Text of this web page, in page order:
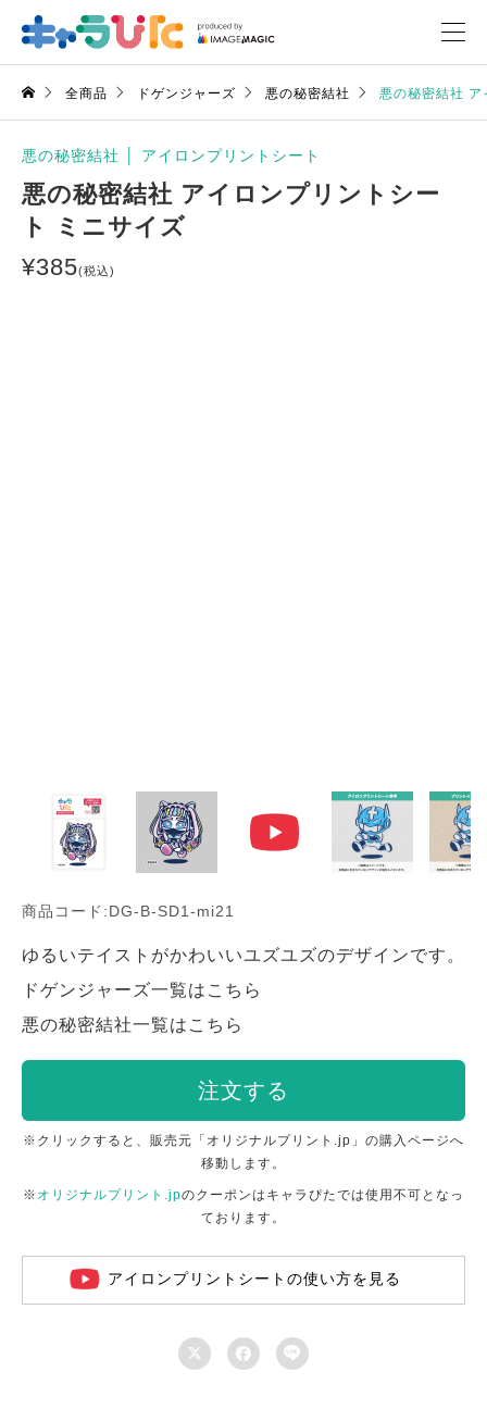
全商品 ドゲンジャーズ 悪の秘密結社 悪の秘密結社
悪の秘密結社 アイロンプリントシート
悪の秘密結社 アイロンプリントシー
ト ミニサイズ
¥385(税込)
商品コード:DG-B-SD1-mi21
ゆるいテイストがかわいいユズユズのデザインです。
ドゲンジャーズ一覧はこちら
悪の秘密結社一覧はこちら
注文する
※クリックすると、販売元「オリジナルプリント.jp」の購入ページへ
移動します。
※ オリジナルプリント.jpのクーポンはキャラぴたでは使用不可となっ
ております。
アイロンプリントシートの使い方を見る
  